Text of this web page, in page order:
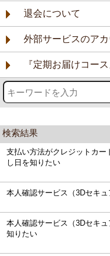
退会について
外部サービスのア
『定期お届けコー
検索結果
支払い方法がクレジットカー
し日を知りたい
本人確認サービス（3Dセキ
本人確認サービス（3Dセキ
知りたい